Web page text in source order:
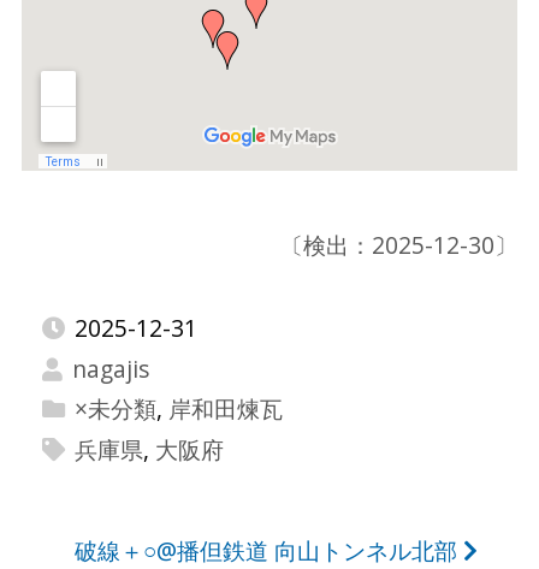
〔検出：2025-12-30〕
2025-12-31
nagajis
×未分類, 岸和田煉瓦
兵庫県, 大阪府
破線＋○@播但鉄道 向山トンネル北部